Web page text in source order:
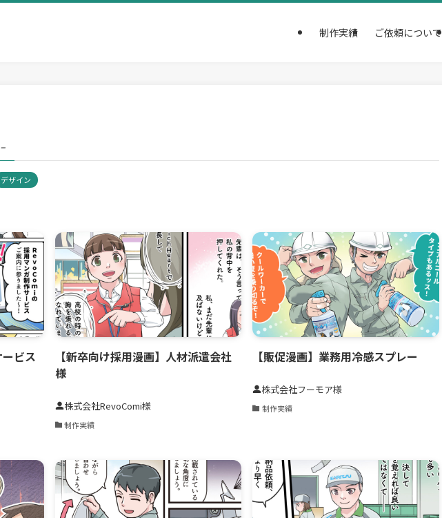
制作実績 ご依頼について
デザイン
ービス
【新卒向け採用漫画】人材派遣会社
様
株式会社RevoComi様
制作実績
【販促漫画】業務用冷感スプレー
株式会社フーモア様
制作実績